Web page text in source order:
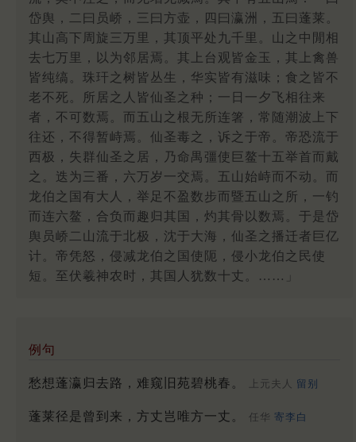
岱舆，二曰员峤，三曰方壶，四曰瀛洲，五曰蓬莱。
其山高下周旋三万里，其顶平处九千里。山之中閒相
去七万里，以为邻居焉。其上台观皆金玉，其上禽兽
皆纯缟。珠玕之树皆丛生，华实皆有滋味；食之皆不
老不死。所居之人皆仙圣之种；一日一夕飞相往来
者，不可数焉。而五山之根无所连箸，常随潮波上下
往还，不得暂峙焉。仙圣毒之，诉之于帝。帝恐流于
西极，失群仙圣之居，乃命禺彊使巨鳌十五举首而戴
之。迭为三番，六万岁一交焉。五山始峙而不动。而
龙伯之国有大人，举足不盈数步而暨五山之所，一钓
而连六鳌，合负而趣归其国，灼其骨以数焉。于是岱
舆员峤二山流于北极，沈于大海，仙圣之播迁者巨亿
计。帝凭怒，侵减龙伯之国使阨，侵小龙伯之民使
短。至伏羲神农时，其国人犹数十丈。……」
例句
愁想蓬瀛归去路，难窥旧苑碧桃春。 上元夫人 留别
蓬莱径是曾到来，方丈岂唯方一丈。 任华 寄李白